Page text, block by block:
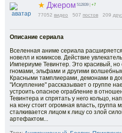
★ Джером 512839 +7
77052 видео 507 постов 209
Описание сериала
Вселенная аниме сериала
новелл и комиксов. Действие
Империуме Тевинтер. Это красивый,
гномами, эльфами и другими
Красными тамплиерами, демонами в
"Искупление" рассказывает о группе
устроить опасное ограбление в
Тевинтера и спрятать у него кольцо,
на кону стоит огромная власть, группа
сталкивается лицом к лицу со злой
артефактом...